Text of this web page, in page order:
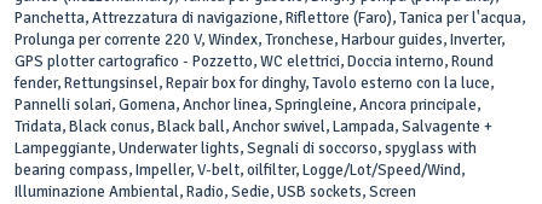
Panchetta, Attrezzatura di navigazione, Riflettore (Faro), Tanica per l'acqua,
Prolunga per corrente 220 V, Windex, Tronchese, Harbour guides, Inverter,
GPS plotter cartografico - Pozzetto, WC elettrici, Doccia interno, Round
fender, Rettungsinsel, Repair box for dinghy, Tavolo esterno con la luce,
Pannelli solari, Gomena, Anchor linea, Springleine, Ancora principale,
Tridata, Black conus, Black ball, Anchor swivel, Lampada, Salvagente +
Lampeggiante, Underwater lights, Segnali di soccorso, spyglass with
bearing compass, Impeller, V-belt, oilfilter, Logge/Lot/Speed/Wind,
Illuminazione Ambiental, Radio, Sedie, USB sockets, Screen